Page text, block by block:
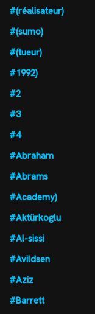
#(réalisateur)
#(sumo)
#(tueur)
#1992)
#2
#3
#4
#Abraham
#Abrams
#Academy)
#Aktürkoglu
#Al-sissi
#Avildsen
#Aziz
#Barrett